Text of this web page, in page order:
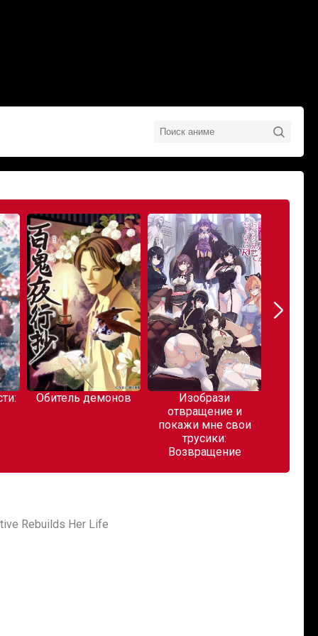
демонов
Изобрази
отвращение и
покажи мне свои
Возвращение
Король ночи
Rebuilds Her Life